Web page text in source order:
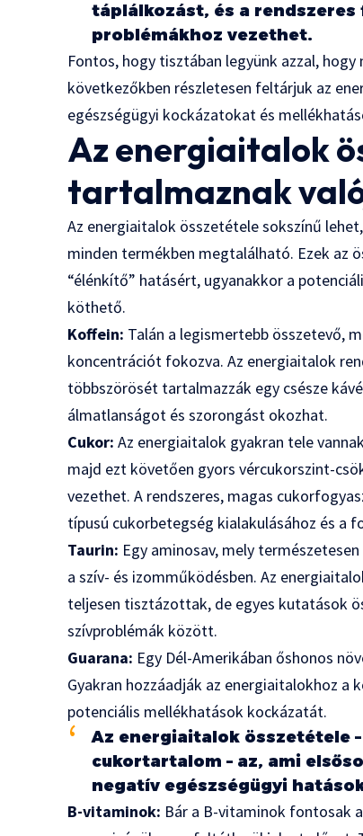
táplálkozást, és a
problémákhoz vezethet.
Fontos, hogy tisztában legyünk azzal,
következőkben részletesen feltárjuk az
egészségügyi kockázatokat és
Az energiaitalok
tartalmaznak
Az energiaitalok összetétele sokszínű
minden termékben megtalálható. Ezek az
“élénkítő” hatásért, ugyanakkor a
köthető.
Koffein: Talán a legismertebb összetevő,
koncentrációt fokozva. Az energiaitalok
többszörösét tartalmazzák egy csésze
álmatlanságot és szorongást okozhat.
Cukor: Az energiaitalok gyakran tele
majd ezt követően gyors vércukorszint-
vezethet. A rendszeres, magas
típusú cukorbetegség kialakulásához és a
Taurin: Egy aminosav, mely
a szív- és izomműködésben. Az
teljesen tisztázottak, de egyes kutatások
szívproblémák között.
Guarana: Egy Dél-Amerikában őshonos
Gyakran hozzáadják az energiaitalokhoz a
potenciális mellékhatások kockázatát.
Az energiaitalok összetétele
cukortartalom – az, ami
negatív egészségügyi
B-vitaminok: Bár a B-vitaminok fontosak